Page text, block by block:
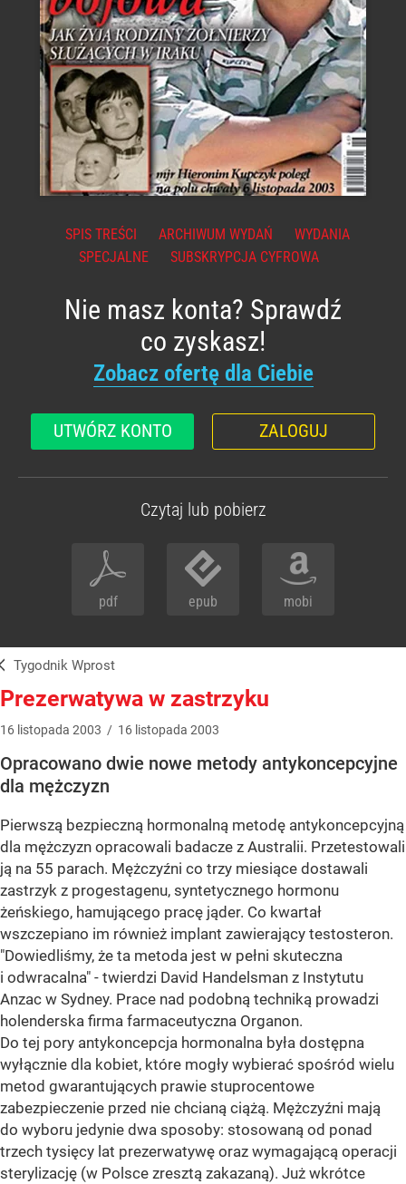
SPIS TREŚCI ARCHIWUM WYDAŃ
WYDANIA
SPECJALNE
SUBSKRYPCJA CYFROWA
Nie masz konta? Sprawdź
co zyskasz!
Zobacz ofertę dla Ciebie
UTWÓRZ KONTO ZALOGUJ
Czytaj lub pobierz
pdf epub mobi
Tygodnik Wprost
Prezerwatywa w zastrzyku
16 listopada 2003 / 16 listopada 2003
Opracowano dwie nowe metody antykoncepcyjne
dla mężczyzn
Pierwszą bezpieczną hormonalną metodę antykoncepcyjną
dla mężczyzn opracowali badacze z Australii. Przetestowali
ją na 55 parach. Mężczyźni co trzy miesiące dostawali
zastrzyk z progestagenu, syntetycznego hormonu
żeńskiego, hamującego pracę jąder. Co kwartał
wszczepiano im również implant zawierający testosteron.
"Dowiedliśmy, że ta metoda jest w pełni skuteczna
i odwracalna" - twierdzi David Handelsman z Instytutu
Anzac w Sydney. Prace nad podobną techniką prowadzi
holenderska firma farmaceutyczna Organon.
Do tej pory antykoncepcja hormonalna była dostępna
wyłącznie dla kobiet, które mogły wybierać spośród wielu
metod gwarantujących prawie stuprocentowe
zabezpieczenie przed nie chcianą ciążą. Mężczyźni mają
do wyboru jedynie dwa sposoby: stosowaną od ponad
trzech tysięcy lat prezerwatywę oraz wymagającą operacji
sterylizację (w Polsce zresztą zakazaną). Już wkrótce